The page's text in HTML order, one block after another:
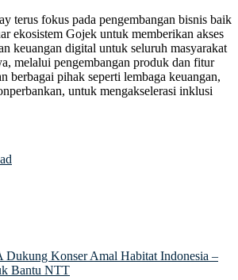
terus fokus pada pengembangan bisnis baik
ekosistem Gojek untuk memberikan akses
keuangan digital untuk seluruh masyarakat
melalui pengembangan produk dan fitur
berbagai pihak seperti lembaga keuangan,
untuk mengakselerasi inklusi
Konser Amal Habitat Indonesia –
Bantu NTT